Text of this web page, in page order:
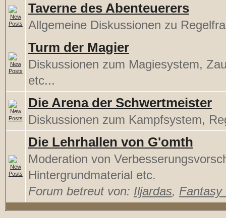
Taverne des Abenteuerers
Allgemeine Diskussionen zu
Turm der Magier
Diskussionen zum Magiesystem,
etc...
Die Arena der Schwertmeister
Diskussionen zum Kampfsystem,
Die Lehrhallen von G'omth
Moderation von
Hintergrundmaterial etc.
Forum betreut von: Iljardas, Fantasy